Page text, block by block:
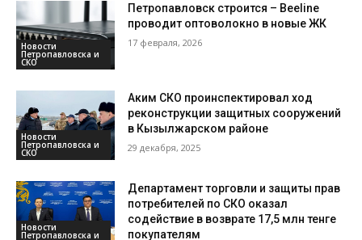
Новости
Петропавловска и
СКО
Петропавловск строится – Beeline
проводит оптоволокно в новые ЖК
17 февраля, 2026
Новости
Петропавловска и
СКО
Аким СКО проинспектировал ход
реконструкции защитных сооружений
в Кызылжарском районе
29 декабря, 2025
Новости
Петропавловска и
Департамент торговли и защиты прав
потребителей по СКО оказал
содействие в возврате 17,5 млн тенге
покупателям